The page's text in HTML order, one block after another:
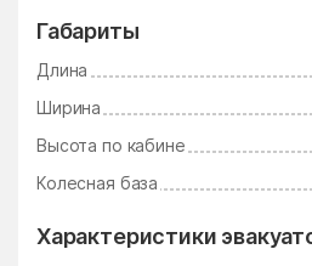
Габариты
Длина
Ширина
Высота по кабине
Колесная база
Характеристики